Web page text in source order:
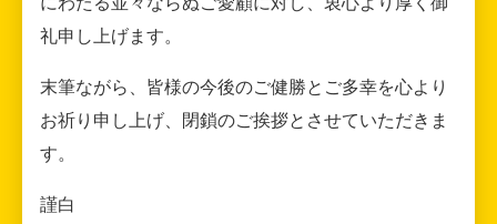
礼申し上げます。
末筆ながら、皆様の今後のご健勝とご多幸を心より
お祈り申し上げ、閉鎖のご挨拶とさせていただきま
す。
謹白